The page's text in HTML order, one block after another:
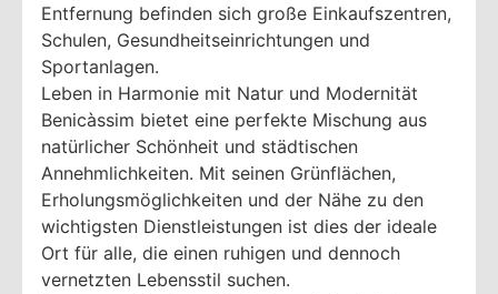
Entfernung befinden sich große Einkaufszentren,
Schulen, Gesundheitseinrichtungen und
Sportanlagen.
Leben in Harmonie mit Natur und Modernität
Benicàssim bietet eine perfekte Mischung aus
natürlicher Schönheit und städtischen
Annehmlichkeiten. Mit seinen Grünflächen,
Erholungsmöglichkeiten und der Nähe zu den
wichtigsten Dienstleistungen ist dies der ideale
Ort für alle, die einen ruhigen und dennoch
vernetzten Lebensstil suchen.